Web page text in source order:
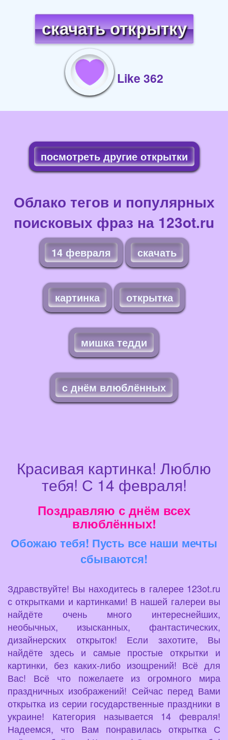
скачать открытку
Like 362
посмотреть другие открытки
Облако тегов и популярных
поисковых фраз на 123ot.ru
14 февраля скачать
картинка открытка
мишка тедди
с днём влюблённых
Красивая картинка! Люблю
тебя! С 14 февраля!
Поздравляю с днём всех
влюблённых!
Обожаю тебя! Пусть все наши мечты
сбываются!
Здравствуйте! Вы находитесь в галерее 123ot.ru
с открытками и картинками! В нашей галереи вы
найдёте очень много интереснейших,
необычных, изысканных, фантастических,
дизайнерских открыток! Если захотите, Вы
найдёте здесь и самые простые открытки и
картинки, без каких-либо изощрений! Всё для
Вас! Всё что пожелаете из огромного мира
праздничных изображений! Сейчас перед Вами
открытка из серии государственные праздники в
украине! Категория называется 14 февраля!
Надеемся, что Вам понравилась открытка С